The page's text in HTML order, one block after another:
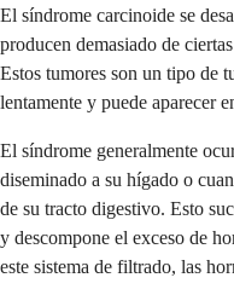
El síndrome carcinoide se
producen demasiado de
Estos tumores son un tipo de
lentamente y puede aparecer
El síndrome generalmente
diseminado a su hígado o
de su tracto digestivo. Esto
y descompone el exceso de
este sistema de filtrado, las